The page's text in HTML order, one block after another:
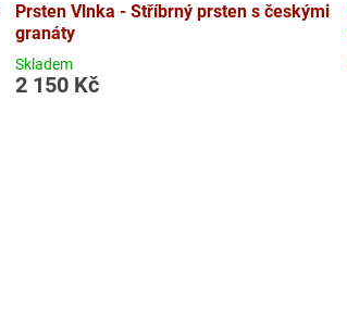
Prsten Vlnka - Stříbrný prsten s českými
granáty
Skladem
2 150 Kč